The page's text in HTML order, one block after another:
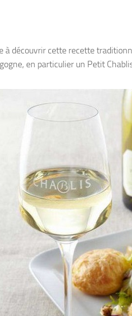
à découvrir cette recette
en particulier un Petit